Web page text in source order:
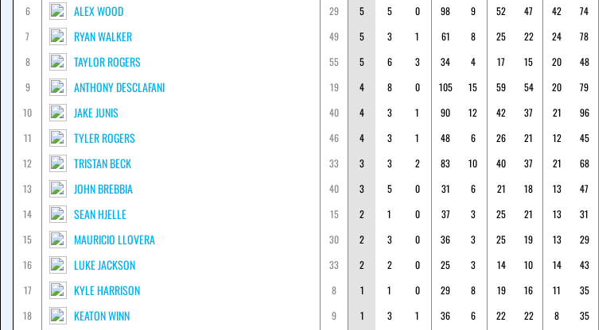
6
ALEX WOOD 29 5 5 0 98 9 52 47 42 74
7
RYAN WALKER 49 5 3 1 61 8 25 22 24 78
8
TAYLOR ROGERS 55 5 6 3 34 4 17 15 20 48
9
ANTHONY DESCLAFANI 19 4 8 0 105 15 59 54 20 79
10
JAKE JUNIS 40 4 3 1 90 12 42 37 21 96
11
TYLER ROGERS 46 4 3 1 48 6 26 21 12 45
12
TRISTAN BECK 33 3 3 2 83 10 40 37 21 68
13
JOHN BREBBIA 40 3 5 0 31 6 21 18 13 47
14
SEAN HJELLE 15 2 1 0 37 3 25 21 13 31
15
MAURICIO LLOVERA 30 2 3 0 36 3 25 19 13 29
16
LUKE JACKSON 33 2 2 0 25 3 14 10 14 43
17
KYLE HARRISON 8 1 1 0 29 8 19 16 11 35
18
KEATON WINN 9 1 3 1 36 6 22 22 8 35